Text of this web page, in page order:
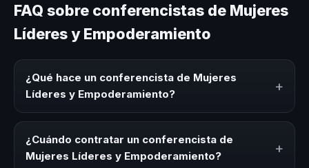
FAQ sobre conferencistas de Mujeres
Líderes y Empoderamiento
¿Qué hace un conferencista de Mujeres
Líderes y Empoderamiento?
+
es un experto que comparte conocimiento, estrategias y
experiencias sobre este tema en eventos corporativos,
convenciones y seminarios. Su objetivo es generar
¿Cuándo contratar un conferencista de
Mujeres Líderes y Empoderamiento?
+